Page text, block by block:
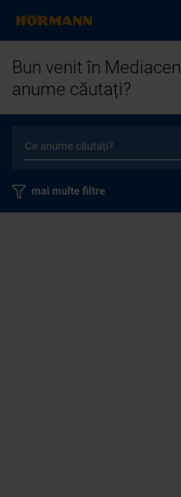
Bun venit în
anume căutați?
mai multe filtre